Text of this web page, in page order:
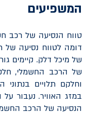
המשפיעים
טווח הנסיעה של רכב
דומה לטווח נסיעה
של מיכל דלק. קיימים
של הרכב החשמלי,
וחלקם תלויים
במזג האוויר. נעבור
הנסיעה של הרכב